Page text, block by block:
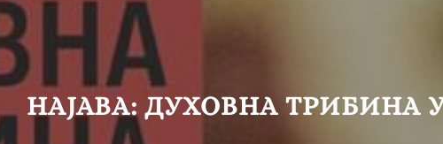
НАЈАВА: ДУХОВНА ТРИБИНА